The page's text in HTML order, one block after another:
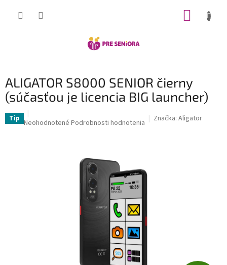
ALIGATOR S8000 SENIOR čierny
(súčasťou je licencia BIG launcher)
Tip Priemerné
Neohodnotené Podrobnosti hodnotenia Značka: Aligator